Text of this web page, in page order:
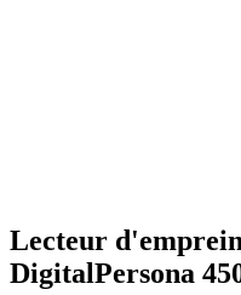
Lecteur
DigitalPersona